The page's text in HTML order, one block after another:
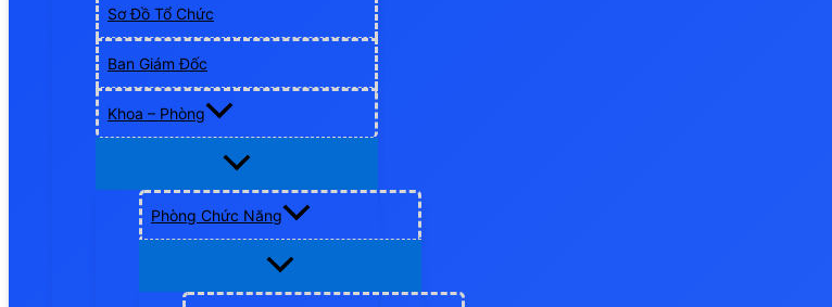
Sơ Đồ Tổ Chức
Ban Giám Đốc
Khoa – Phòng
Phòng Chức Năng